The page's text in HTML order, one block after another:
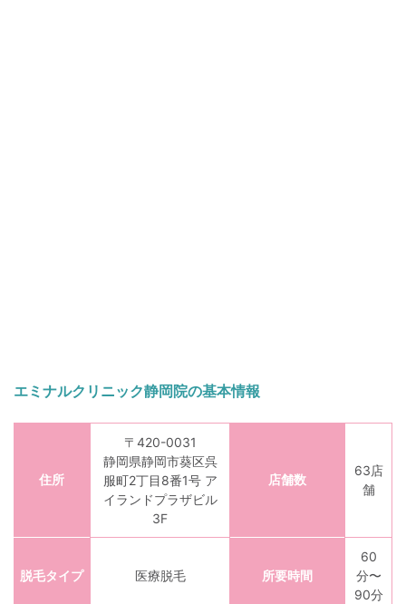
エミナルクリニック静岡院の基本情報
住所
〒420-0031
静岡県静岡市葵区呉
服町2丁目8番1号 ア
イランドプラザビル
3F
店舗数
63店
舗
脱毛タイプ 医療脱毛 所要時間
60
分〜
90分